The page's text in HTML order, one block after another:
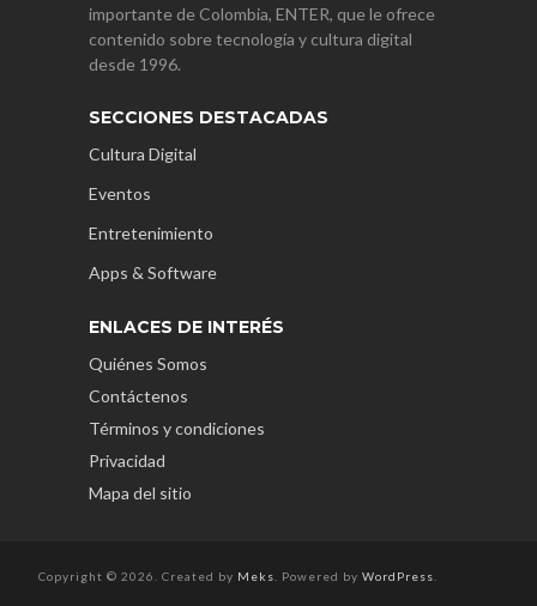
importante de Colombia, ENTER, que le ofrece
contenido sobre tecnología y cultura digital
desde 1996.
SECCIONES DESTACADAS
Cultura Digital
Eventos
Entretenimiento
Apps & Software
ENLACES DE INTERÉS
Quiénes Somos
Contáctenos
Términos y condiciones
Privacidad
Mapa del sitio
Copyright © 2026. Created by Meks . Powered by WordPress